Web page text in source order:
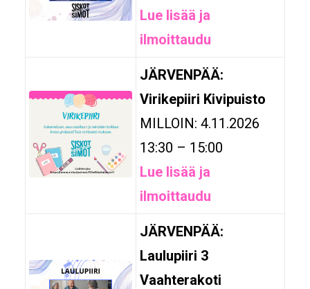
Lue lisää ja
ilmoittaudu
JÄRVENPÄÄ:
Virikepiiri Kivipuisto
MILLOIN: 4.11.2026
13:30 – 15:00
Lue lisää ja
ilmoittaudu
JÄRVENPÄÄ:
Laulupiiri 3
Vaahterakoti